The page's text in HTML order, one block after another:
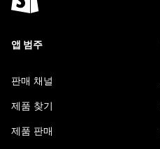
앱 범주
판매 채널
제품 찾기
제품 판매